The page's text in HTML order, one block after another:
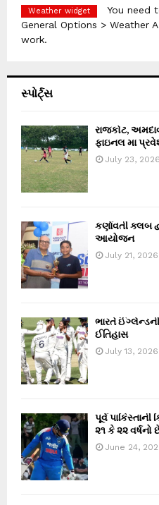
Weather widget
You need
General Options > Weather
work.
સ્પોર્ટ્સ
રાજકોટ,
ફાઇનલ મા
July 23, 2026
કર્ણાવતી ક્લબ
આયોજન
July 21, 2026
ભારતે
ઈતિહાસ
July 13, 2026
પૂર્વ
૨૧ કે ૨૨ વર્ષનો
June 24,